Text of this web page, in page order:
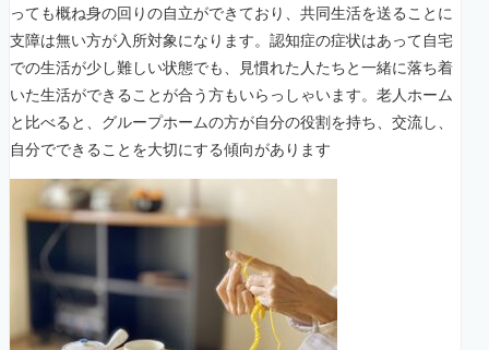
っても概ね身の回りの自立ができており、共同生活を送ることに
支障は無い方が入所対象になります。認知症の症状はあって自宅
での生活が少し難しい状態でも、見慣れた人たちと一緒に落ち着
いた生活ができることが合う方もいらっしゃいます。老人ホーム
と比べると、グループホームの方が自分の役割を持ち、交流し、
自分でできることを大切にする傾向があります